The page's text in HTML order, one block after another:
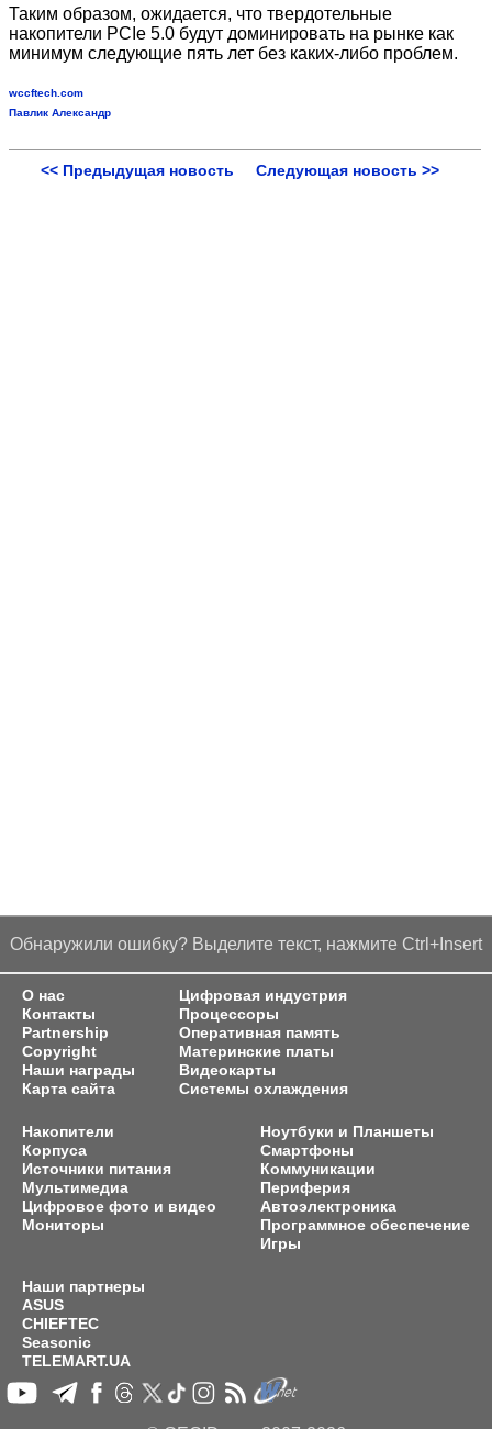
Таким образом, ожидается, что твердотельные
накопители PCIe 5.0 будут доминировать на рынке как
минимум следующие пять лет без каких-либо проблем.
wccftech.com
Павлик Александр
<< Предыдущая новость Следующая новость >>
Обнаружили ошибку? Выделите текст, нажмите Ctrl+Insert
О нас
Контакты
Partnership
Copyright
Наши награды
Карта сайта
Цифровая индустрия
Процессоры
Оперативная память
Материнские платы
Видеокарты
Системы охлаждения
Накопители
Корпуса
Источники питания
Мультимедиа
Цифровое фото и видео
Мониторы
Ноутбуки и Планшеты
Смартфоны
Коммуникации
Периферия
Автоэлектроника
Программное обеспечение
Игры
Наши партнеры
ASUS
CHIEFTEC
Seasonic
TELEMART.UA